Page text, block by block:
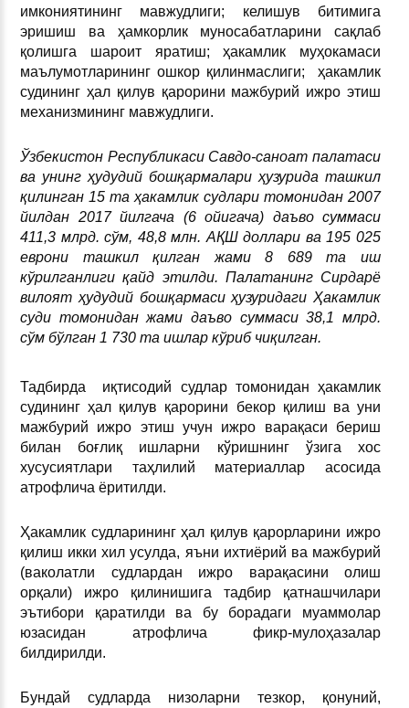
имкониятининг мавжудлиги; келишув битимига
эришиш ва ҳамкорлик муносабатларини сақлаб
қолишга шароит яратиш; ҳакамлик муҳокамаси
маълумотларининг ошкор қилинмаслиги; ҳакамлик
судининг ҳал қилув қарорини мажбурий ижро этиш
механизмининг мавжудлиги.
Ўзбекистон Республикаси Савдо-саноат палатаси
ва унинг ҳудудий бошқармалари ҳузурида ташкил
қилинган 15 та ҳакамлик судлари томонидан 2007
йилдан 2017 йилгача (6 ойигача) даъво суммаси
411,3 млрд. сўм, 48,8 млн. АҚШ доллари ва 195 025
еврони ташкил қилган жами 8 689 та иш
кўрилганлиги қайд этилди. Палатанинг Сирдарё
вилоят ҳудудий бошқармаси ҳузуридаги Ҳакамлик
суди томонидан жами даъво суммаси 38,1 млрд.
сўм бўлган 1 730 та ишлар кўриб чиқилган.
Тадбирда иқтисодий судлар томонидан ҳакамлик
судининг ҳал қилув қарорини бекор қилиш ва уни
мажбурий ижро этиш учун ижро варақаси бериш
билан боғлиқ ишларни кўришнинг ўзига хос
хусусиятлари таҳлилий материаллар асосида
атрофлича ёритилди.
Ҳакамлик судларининг ҳал қилув қарорларини ижро
қилиш икки хил усулда, яъни ихтиёрий ва мажбурий
(ваколатли судлардан ижро варақасини олиш
орқали) ижро қилинишига тадбир қатнашчилари
эътибори қаратилди ва бу борадаги муаммолар
юзасидан атрофлича фикр-мулоҳазалар
билдирилди.
Бундай судларда низоларни тезкор, қонуний,